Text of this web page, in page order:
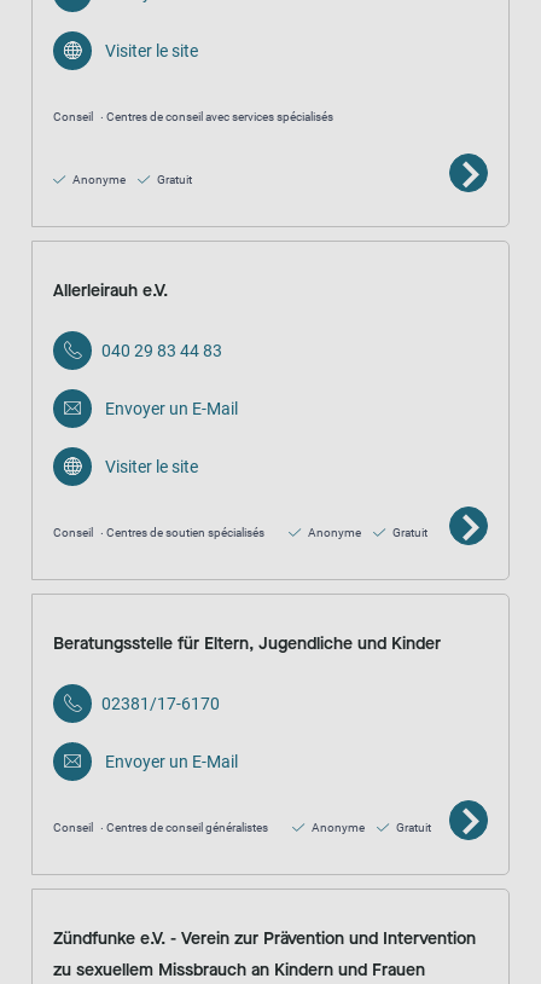
Visiter le site
Conseil Centres de conseil avec services spécialisés
Anonyme Gratuit
Allerleirauh e.V.
040 29 83 44 83
Envoyer un E-Mail
Visiter le site
Conseil Centres de soutien spécialisés Anonyme Gratuit
Beratungsstelle für Eltern, Jugendliche und Kinder
02381/17-6170
Envoyer un E-Mail
Conseil Centres de conseil généralistes Anonyme Gratuit
Zündfunke e.V. - Verein zur Prävention und Intervention
zu sexuellem Missbrauch an Kindern und Frauen